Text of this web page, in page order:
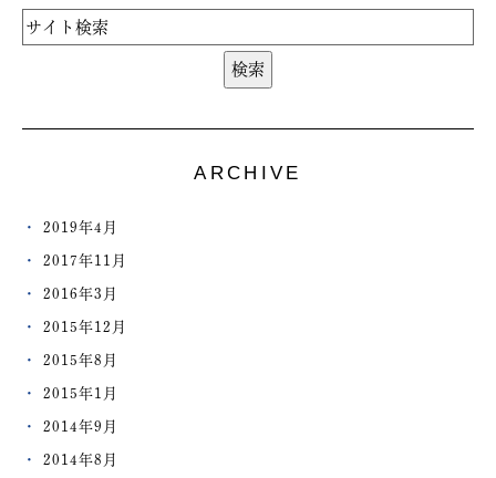
ARCHIVE
2019年4月
2017年11月
2016年3月
2015年12月
2015年8月
2015年1月
2014年9月
2014年8月